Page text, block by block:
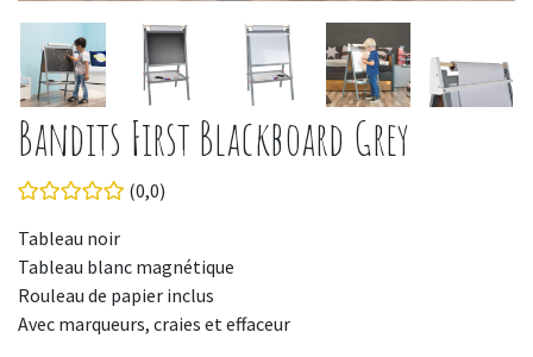
Bandits First Blackboard Grey
(0,0)
Tableau noir
Tableau blanc magnétique
Rouleau de papier inclus
Avec marqueurs, craies et effaceur